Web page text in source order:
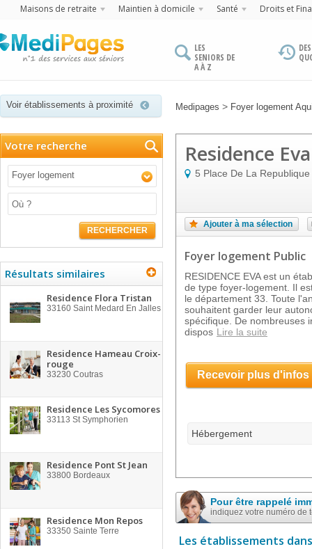
Maisons de retraite Maintien à domicile Santé Droits et
LES
SENIORS DE
A À Z
Voir établissements à proximité Medipages > Foyer logement
Votre recherche
Foyer logement
RECHERCHER
Résultats similaires
Residence Flora Tristan
33160 Saint Medard En Jalles
Residence Hameau Croix-
rouge
33230 Coutras
Residence Les Sycomores
33113 St Symphorien
Residence Pont St Jean
33800 Bordeaux
Residence Mon Repos
33350 Sainte Terre
Residence Eva
5 Place De La Republique
Ajouter à ma sélection
Foyer logement Public
RESIDENCE EVA est un
de type foyer-logement. Il
le département 33. Toute
souhaitent garder leur
spécifique. De nombreuses
dispos Lire la suite
Recevoir plus d'infos
Hébergement
Pour être rappelé
indiquez votre numéro de
Les établissements